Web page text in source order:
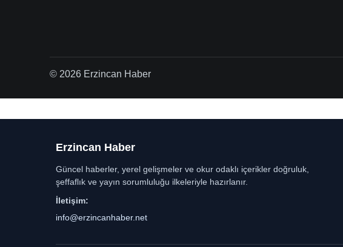
© 2026 Erzincan Haber
Erzincan Haber
Güncel haberler, yerel gelişmeler ve okur odaklı içerikler doğruluk,
şeffaflık ve yayın sorumluluğu ilkeleriyle hazırlanır.
İletişim:
info@erzincanhaber.net